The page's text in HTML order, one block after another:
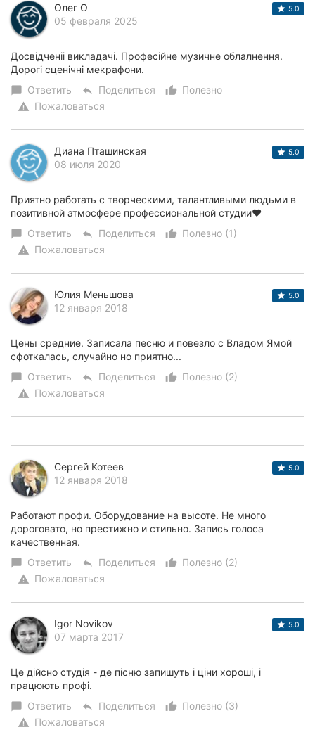
Олег О
05 февраля 2025
5.0
Досвідченіі викладачі. Професійне музичне облалнення.
Дорогі сценічні мекрафони.
chat_bubble Ответить reply Поделиться thumb_up_alt
Полезно
warning Пожаловаться
Диана Пташинская
08 июля 2020
5.0
Приятно работать с творческими, талантливыми людьми в
позитивной атмосфере профессиональной студии♥️
chat_bubble Ответить reply Поделиться thumb_up_alt
Полезно (1)
warning Пожаловаться
Юлия Меньшова
12 января 2018
5.0
Цены средние. Записала песню и повезло с Владом Ямой
сфоткалась, случайно но приятно...
chat_bubble Ответить reply Поделиться thumb_up_alt
Полезно (2)
warning Пожаловаться
Сергей Котеев
12 января 2018
5.0
Работают профи. Оборудование на высоте. Не много
дороговато, но престижно и стильно. Запись голоса
качественная.
chat_bubble Ответить reply Поделиться thumb_up_alt
Полезно (2)
warning Пожаловаться
Igor Novikov
07 марта 2017
5.0
Це дійсно студія - де пісню запишуть і ціни хороші, і
працюють профі.
chat_bubble Ответить reply Поделиться thumb_up_alt
Полезно (3)
warning Пожаловаться